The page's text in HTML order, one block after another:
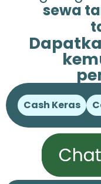
sewa
Cash Keras